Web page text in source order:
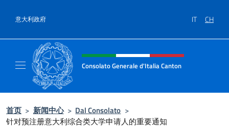
意大利政府 IT CH
标题站点、社交和菜单
Consolato Generale d'Italia Canton
首页 > 新闻中心 > Dal Consolato >
针对预注册意大利综合类大学申请人的重要通知